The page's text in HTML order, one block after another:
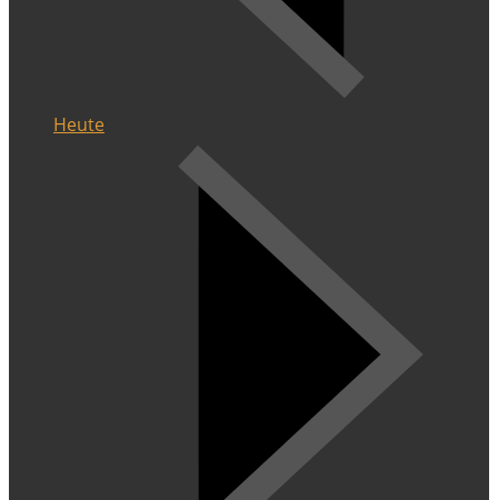
Heute